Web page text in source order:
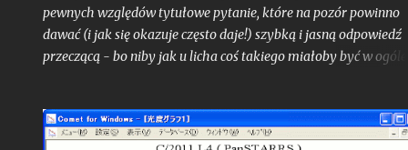
pewnych względów tytułowe pytanie, które na pozór powinno
dawać (i jak się okazuje często daje!) szybką i jasną odpowiedź
przeczącą - bo niby jak u licha coś takiego miałoby być w ogóle
postanowiłem opisać teraz jeszcze szerzej w ramach całego
na blogu, albowiem stanowi ono bardzo interesujące zadanie